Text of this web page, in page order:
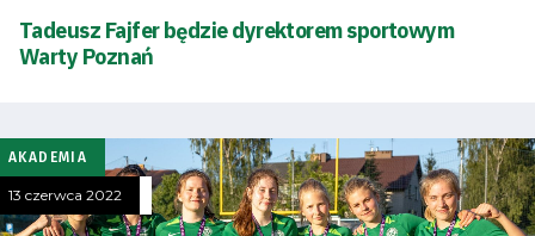
Tadeusz Fajfer będzie dyrektorem sportowym
Warty Poznań
AKADEMIA
13 czerwca 2022